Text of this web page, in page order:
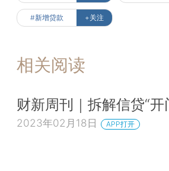
#新增贷款 +关注
相关阅读
财新周刊｜拆解信贷“开
2023年02月18日 APP打开